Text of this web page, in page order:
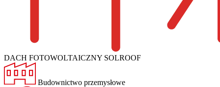
DACH FOTOWOLTAICZNY SOLROOF
Budownictwo przemysłowe